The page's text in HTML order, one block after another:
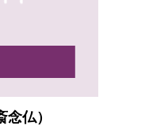
仏）